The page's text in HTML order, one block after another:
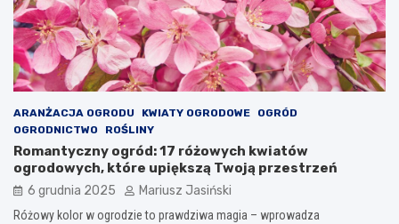
ARANŻACJA OGRODU KWIATY OGRODOWE
OGRÓD
OGRODNICTWO
ROŚLINY
Romantyczny ogród: 17 różowych kwiatów
ogrodowych, które upiększą Twoją przestrzeń
6 grudnia 2025 Mariusz Jasiński
Różowy kolor w ogrodzie to prawdziwa magia – wprowadza